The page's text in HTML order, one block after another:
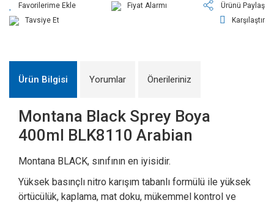
Fiyat Alarmı
Ürünü Paylaş
Tavsiye Et
Karşılaştır
Ürün Bilgisi Yorumlar Önerileriniz
Montana Black Sprey Boya
400ml BLK8110 Arabian
Montana BLACK, sınıfının en iyisidir.
Yüksek basınçlı nitro karışım tabanlı formülü ile yüksek
örtücülük, kaplama, mat doku, mükemmel kontrol ve